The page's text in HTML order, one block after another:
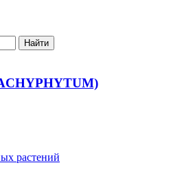
Найти
растений